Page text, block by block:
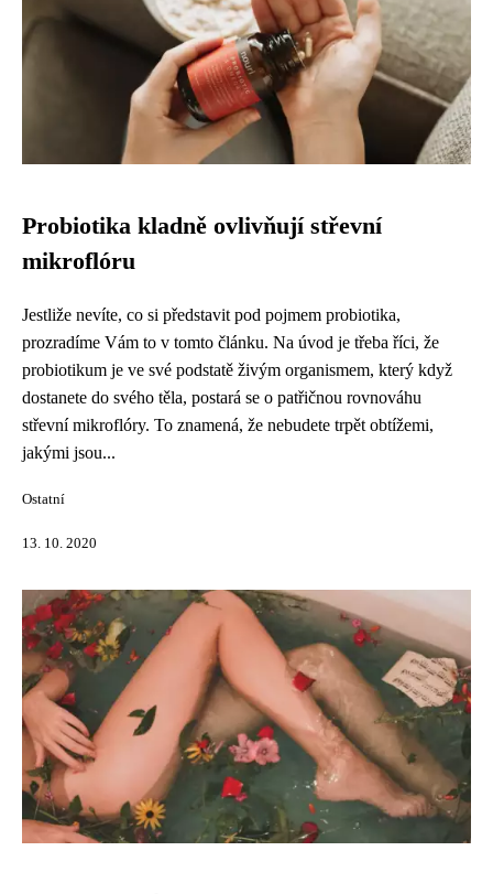
Probiotika kladně ovlivňují střevní
mikroflóru
Jestliže nevíte, co si představit pod pojmem probiotika,
prozradíme Vám to v tomto článku. Na úvod je třeba říci, že
probiotikum je ve své podstatě živým organismem, který když
dostanete do svého těla, postará se o patřičnou rovnováhu
střevní mikroflóry. To znamená, že nebudete trpět obtížemi,
jakými jsou...
Ostatní
13. 10. 2020